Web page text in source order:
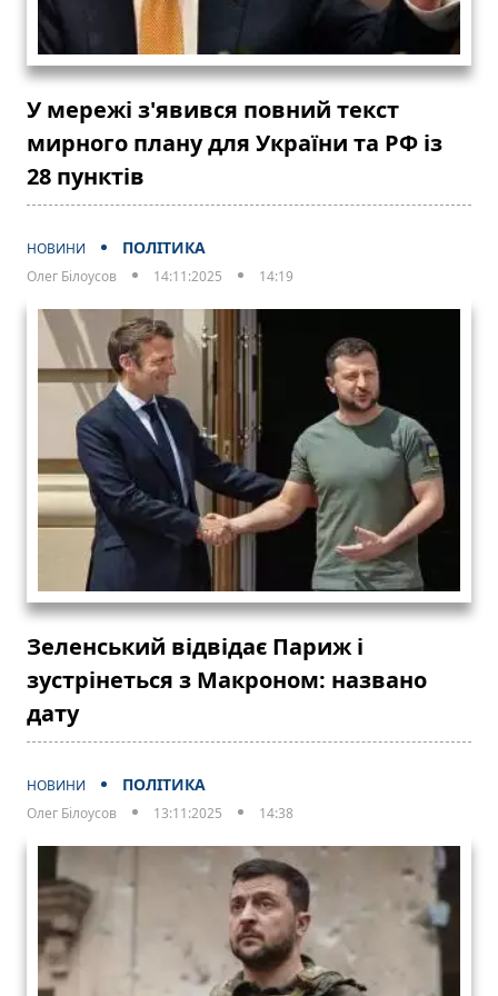
У мережі з'явився повний текст
мирного плану для України та РФ із
28 пунктів
НОВИНИ ПОЛІТИКА
Олег Білоусов 14:11:2025 14:19
Зеленський відвідає Париж і
зустрінеться з Макроном: названо
дату
НОВИНИ ПОЛІТИКА
Олег Білоусов 13:11:2025 14:38